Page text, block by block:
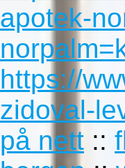
apotek-
https://
zidoval-
på nett ::